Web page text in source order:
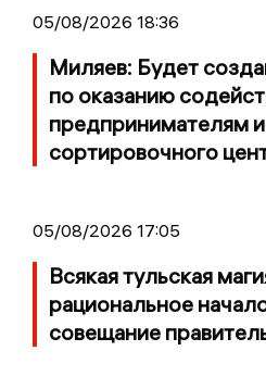
05/08/2026 18:36
Миляев: Будет
по оказанию
предпринимателям
сортировочного
05/08/2026 17:05
Всякая тульская
рациональное
совещание